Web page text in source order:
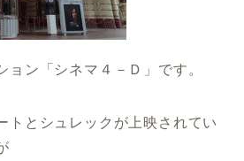
ョン「シネマ４－Ｄ」です。
トとシュレックが上映されてい